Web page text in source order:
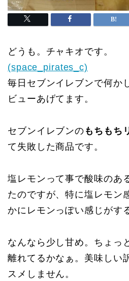
どうも。チャキオです。
(space_pirates_c)
毎日セブンイレブンで何か
ビューあげてます。
セブンイレブンの もちもち
て失敗した商品です。
塩レモンって事で酸味のあ
たのですが、特に塩レモン
かにレモンっぽい感じがす
なんなら少し甘め。ちょっ
離れてるかなぁ。美味しい
スメしません。